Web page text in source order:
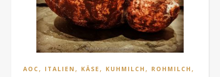
AOC , ITALIEN , KÄSE , KUHMILCH , ROHMILCH ,